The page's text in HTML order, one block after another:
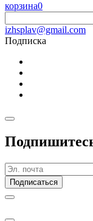
корзина0
izhsplav@gmail.com
Подписка
Подписаться